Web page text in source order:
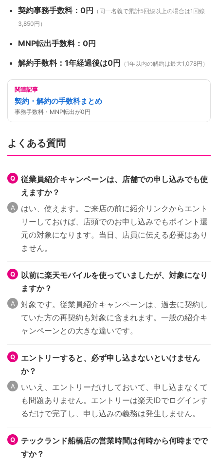
契約事務手数料：0円
（同一名義で累計5回線以上の場合は1回線
3,850円）
MNP転出手数料：0円
解約手数料：1年経過後は0円
（1年以内の解約は最大1,078円）
関連記事
契約・解約の手数料まとめ
事務手数料・MNP転出が0円
よくある質問
従業員紹介キャンペーンは、店舗での申し込みでも使
えますか？
はい、使えます。ご来店の前に紹介リンクからエント
リーしておけば、店頭でのお申し込みでもポイント還
元の対象になります。当日、店員に伝える必要はあり
ません。
以前に楽天モバイルを使っていましたが、対象になり
ますか？
対象です。従業員紹介キャンペーンは、過去に契約し
ていた方の再契約も対象に含まれます。一般の紹介キ
ャンペーンとの大きな違いです。
エントリーすると、必ず申し込まないといけません
か？
いいえ、エントリーだけしておいて、申し込まなくて
も問題ありません。エントリーは楽天IDでログインす
るだけで完了し、申し込みの義務は発生しません。
テックランド船橋店の営業時間は何時から何時までで
すか？